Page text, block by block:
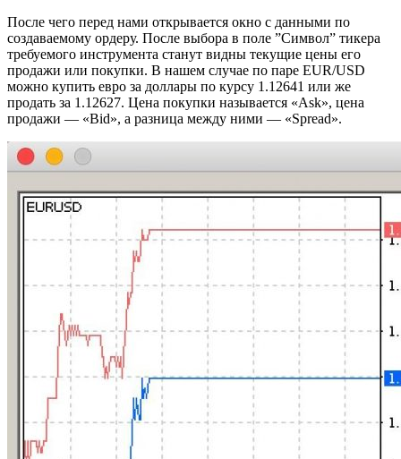
После чего перед нами открывается окно с данными по
создаваемому ордеру. После выбора в поле ”Символ” тикера
требуемого инструмента станут видны текущие цены его
продажи или покупки. В нашем случае по паре EUR/USD
можно купить евро за доллары по курсу 1.12641 или же
продать за 1.12627. Цена покупки называется «Ask», цена
продажи — «Bid», а разница между ними — «Spread».